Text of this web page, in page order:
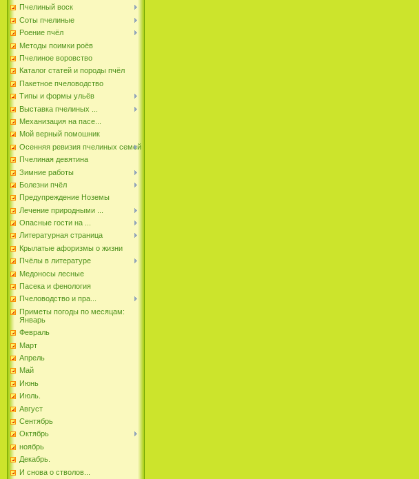
Пчелиный воск
Соты пчелиные
Роение пчёл
Методы поимки роёв
Пчелиное воровство
Каталог статей и породы пчёл
Пакетное пчеловодство
Типы и формы ульёв
Выставка пчелиных ...
Механизация на пасе...
Мой верный помошник
Осенняя ревизия пчелиных семей
Пчелиная девятина
Зимние работы
Болезни пчёл
Предупреждение Ноземы
Лечение природными ...
Опасные гости на ...
Литературная страница
Крылатые афоризмы о жизни
Пчёлы в литературе
Медоносы лесные
Пасека и фенология
Пчеловодство и пра...
Приметы погоды по месяцам:
Январь
Февраль
Март
Апрель
Май
Июнь
Июль.
Август
Сентябрь
Октябрь
ноябрь
Декабрь.
И снова о стволов...